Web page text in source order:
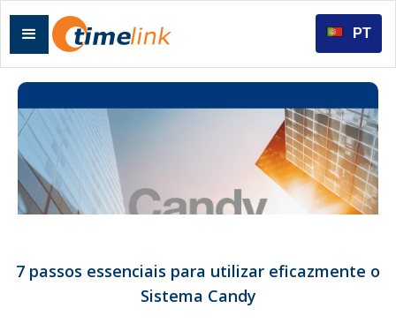
7 passos essenciais para utilizar eficazmente o
Sistema Candy
PT